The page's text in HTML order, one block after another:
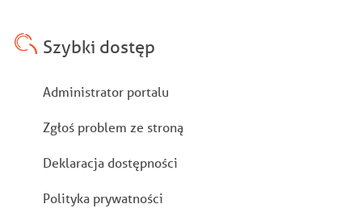
Szybki dostęp
Stopka
Administrator portalu
Zgłoś problem ze stroną
Deklaracja dostępności
Polityka prywatności